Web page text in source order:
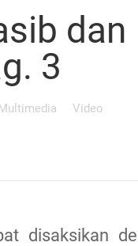
dan
3
Video
disaksikan